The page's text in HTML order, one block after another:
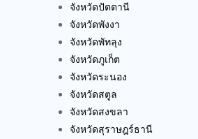
จังหวัดปัตตานี
จังหวัดพังงา
จังหวัดพัทลุง
จังหวัดภูเก็ต
จังหวัดระนอง
จังหวัดสตูล
จังหวัดสงขลา
จังหวัดสุราษฎร์ธานี